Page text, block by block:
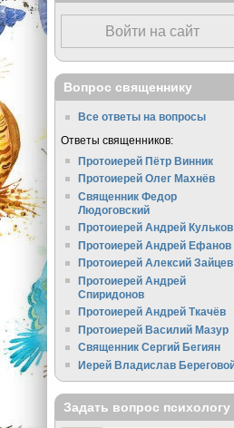
Войти на сайт
Вопрос священнику
Все ответы на вопросы
Ответы священников:
Протоиерей Пётр Винник
Протоиерей Олег Махнёв
Священник Федор
Людоговский
Протоиерей Андрей Кульков
Протоиерей Андрей Ефанов
Протоиерей Алексий Зайцев
Протоиерей Андрей
Спиридонов
Протоиерей Андрей Ткачёв
Протоиерей Василий Мазур
Священник Сергий Бегиян
Иерей Владислав
Задать вопрос психологу